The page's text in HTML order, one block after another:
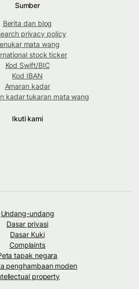
Sumber
Berita dan blog
privacy policy
mata wang
stock ticker
Kod Swift/BIC
Kod IBAN
Amaran kadar
kadar tukaran mata wang
Ikuti kami
Undang-undang
Dasar privasi
Dasar Kuki
Complaints
tapak negara
penghambaan moden
property